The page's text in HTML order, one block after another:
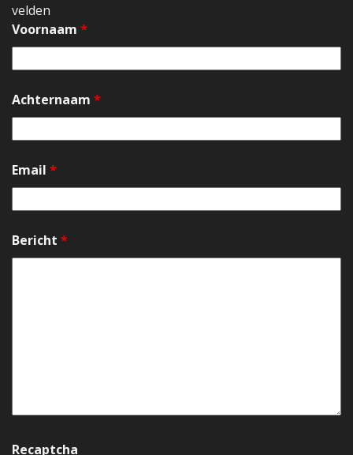
velden
Voornaam *
Achternaam *
Email *
Bericht *
Recaptcha